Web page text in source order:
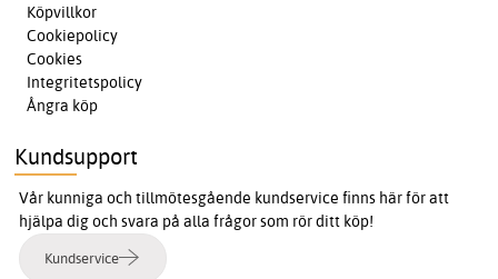
Köpvillkor
Cookiepolicy
Cookies
Integritetspolicy
Ångra köp
Kundsupport
Vår kunniga och tillmötesgående kundservice finns här för att
hjälpa dig och svara på alla frågor som rör ditt köp!
Kundservice